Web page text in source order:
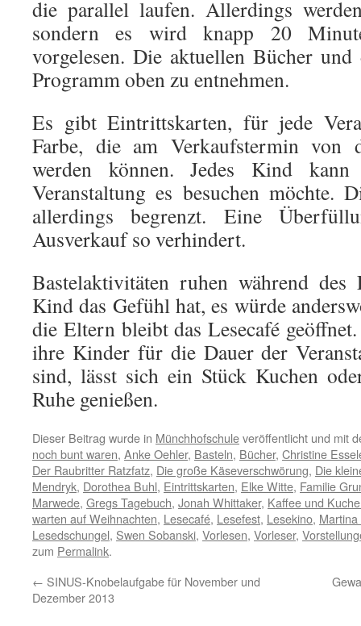
die parallel laufen. Allerdings
sondern es wird knapp 20
vorgelesen. Die aktuellen Bücher
Programm oben zu entnehmen.
Es gibt Eintrittskarten, für jede
Farbe, die am Verkaufstermin von
werden können. Jedes Kind
Veranstaltung es besuchen möchte.
allerdings begrenzt. Eine
Ausverkauf so verhindert.
Bastelaktivitäten ruhen während
Kind das Gefühl hat, es würde
die Eltern bleibt das Lesecafé
ihre Kinder für die Dauer der
sind, lässt sich ein Stück Kuchen
Ruhe genießen.
Dieser Beitrag wurde in Münchhofschuleveröffentlicht und mit
noch bunt waren, Anke Oehler, Basteln, Bücher, Christine
Der Raubritter Ratzfatz, Die große Käseverschwörung, Die
Mendryk, Dorothea Buhl, Eintrittskarten, Elke Witte, Familie
Marwede, Gregs Tagebuch, Jonah Whittaker, Kaffee und
warten auf Weihnachten, Lesecafé, Lesefest, Lesekino,
Lesedschungel, Swen Sobanski, Vorlesen, Vorleser,
zum Permalink.
← SINUS-Knobelaufgabe für November und
Dezember 2013